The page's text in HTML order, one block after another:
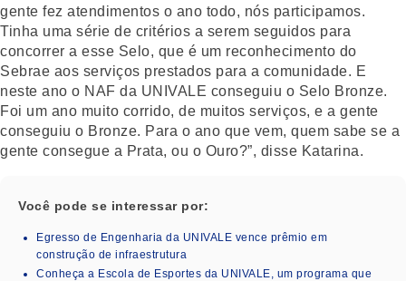
gente fez atendimentos o ano todo, nós participamos.
Tinha uma série de critérios a serem seguidos para
concorrer a esse Selo, que é um reconhecimento do
Sebrae aos serviços prestados para a comunidade. E
neste ano o NAF da UNIVALE conseguiu o Selo Bronze.
Foi um ano muito corrido, de muitos serviços, e a gente
conseguiu o Bronze. Para o ano que vem, quem sabe se a
gente consegue a Prata, ou o Ouro?”, disse Katarina.
Você pode se interessar por:
Egresso de Engenharia da UNIVALE vence prêmio em
construção de infraestrutura
Conheça a Escola de Esportes da UNIVALE, um programa que